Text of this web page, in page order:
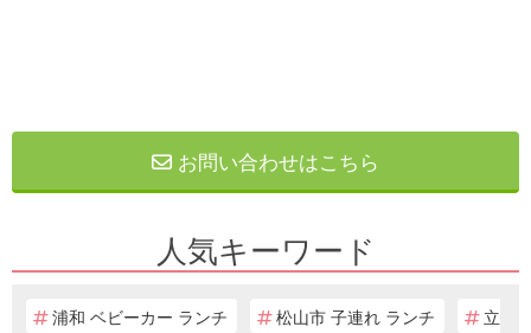
お問い合わせはこちら
人気キーワード
浦和 ベビーカー ランチ 松山市 子連れ ランチ
立